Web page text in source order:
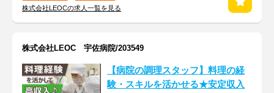
株式会社LEOCの求人一覧を見る
株式会社LEOC 宇佐病院/203549
【病院の調理スタッフ】料理の経
験・スキルを活かせる★安定収入